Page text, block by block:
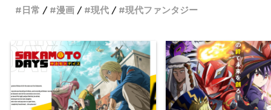
日常
漫画 現代 現代ファンタジー